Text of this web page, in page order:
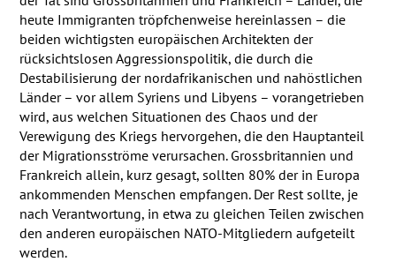
heute Immigranten tröpfchenweise hereinlassen – die
beiden wichtigsten europäischen Architekten der
rücksichtslosen Aggressionspolitik, die durch die
Destabilisierung der nordafrikanischen und nahöstlichen
Länder – vor allem Syriens und Libyens – vorangetrieben
wird, aus welchen Situationen des Chaos und der
Verewigung des Kriegs hervorgehen, die den Hauptanteil
der Migrationsströme verursachen. Grossbritannien und
Frankreich allein, kurz gesagt, sollten 80% der in Europa
ankommenden Menschen empfangen. Der Rest sollte, je
nach Verantwortung, in etwa zu gleichen Teilen zwischen
den anderen europäischen NATO-Mitgliedern aufgeteilt
werden.